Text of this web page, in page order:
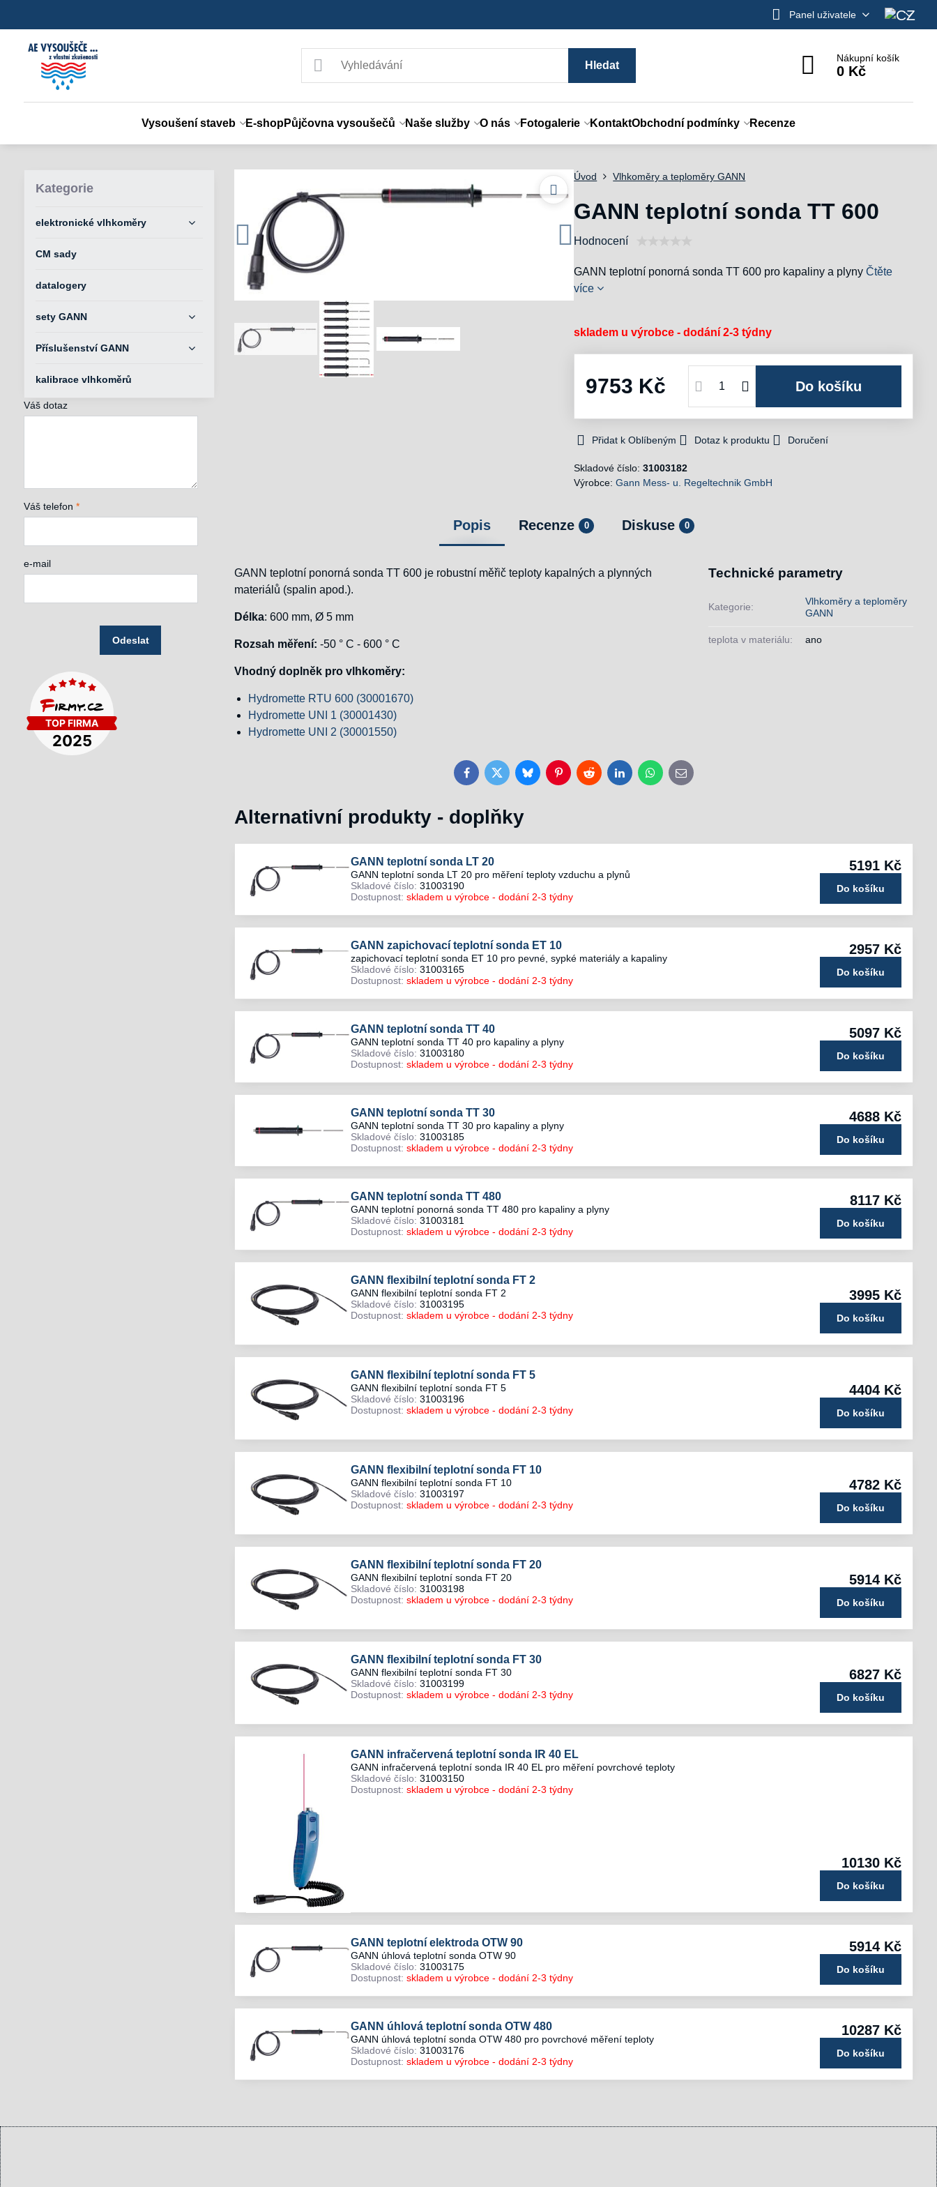
Panel uživatele
Hledat
Nákupní košík
0 Kč
Vysoušení staveb E-shopPůjčovna vysoušečů Naše služby O nás Fotogalerie KontaktObchodní podmínky Recenze
Úvod Vlhkoměry a teploměry GANN
GANN teplotní sonda TT 600
Hodnocení
GANN teplotní ponorná sonda TT 600 pro kapaliny a plynyČtěte
více
skladem u výrobce - dodání 2-3 týdny
9753 Kč Do košíku
Přidat k Oblíbeným Dotaz k produktu Doručení
Skladové číslo:31003182
Výrobce:Gann Mess- u. Regeltechnik GmbH
Popis Recenze 0 Diskuse 0
GANN teplotní ponorná sonda TT 600 je robustní měřič teploty kapalných a plynných
materiálů (spalin apod.).
Délka: 600 mm, Ø 5 mm
Rozsah měření: -50 ° C - 600 ° C
Vhodný doplněk pro vlhkoměry:
Hydromette RTU 600 (30001670)
Hydromette UNI 1 (30001430)
Hydromette UNI 2 (30001550)
Technické parametry
Kategorie:
Vlhkoměry a teploměry
GANN
teplota v materiálu: ano
FacebookTwitterBlueskyPinterestRedditLinkedInWhatsApp
E-
mail
Alternativní produkty - doplňky
GANN teplotní sonda LT 20
GANN teplotní sonda LT 20 pro měření teploty vzduchu a plynů
Skladové číslo: 31003190
Dostupnost: skladem u výrobce - dodání 2-3 týdny
5191 Kč
Do košíku
GANN zapichovací teplotní sonda ET 10
zapichovací teplotní sonda ET 10 pro pevné, sypké materiály a kapaliny
Skladové číslo: 31003165
Dostupnost: skladem u výrobce - dodání 2-3 týdny
2957 Kč
Do košíku
GANN teplotní sonda TT 40
GANN teplotní sonda TT 40 pro kapaliny a plyny
Skladové číslo: 31003180
Dostupnost: skladem u výrobce - dodání 2-3 týdny
5097 Kč
Do košíku
GANN teplotní sonda TT 30
GANN teplotní sonda TT 30 pro kapaliny a plyny
Skladové číslo: 31003185
Dostupnost: skladem u výrobce - dodání 2-3 týdny
4688 Kč
Do košíku
GANN teplotní sonda TT 480
GANN teplotní ponorná sonda TT 480 pro kapaliny a plyny
Skladové číslo: 31003181
Dostupnost: skladem u výrobce - dodání 2-3 týdny
8117 Kč
Do košíku
GANN flexibilní teplotní sonda FT 2
GANN flexibilní teplotní sonda FT 2
Skladové číslo: 31003195
Dostupnost: skladem u výrobce - dodání 2-3 týdny
3995 Kč
Do košíku
GANN flexibilní teplotní sonda FT 5
GANN flexibilní teplotní sonda FT 5
Skladové číslo: 31003196
Dostupnost: skladem u výrobce - dodání 2-3 týdny
4404 Kč
Do košíku
GANN flexibilní teplotní sonda FT 10
GANN flexibilní teplotní sonda FT 10
Skladové číslo: 31003197
Dostupnost: skladem u výrobce - dodání 2-3 týdny
4782 Kč
Do košíku
GANN flexibilní teplotní sonda FT 20
GANN flexibilní teplotní sonda FT 20
Skladové číslo: 31003198
Dostupnost: skladem u výrobce - dodání 2-3 týdny
5914 Kč
Do košíku
GANN flexibilní teplotní sonda FT 30
GANN flexibilní teplotní sonda FT 30
Skladové číslo: 31003199
Dostupnost: skladem u výrobce - dodání 2-3 týdny
6827 Kč
Do košíku
GANN infračervená teplotní sonda IR 40 EL
GANN infračervená teplotní sonda IR 40 EL pro měření povrchové teploty
Skladové číslo: 31003150
Dostupnost: skladem u výrobce - dodání 2-3 týdny
10130 Kč
Do košíku
GANN teplotní elektroda OTW 90
GANN úhlová teplotní sonda OTW 90
Skladové číslo: 31003175
Dostupnost: skladem u výrobce - dodání 2-3 týdny
5914 Kč
Do košíku
GANN úhlová teplotní sonda OTW 480
GANN úhlová teplotní sonda OTW 480 pro povrchové měření teploty
Skladové číslo: 31003176
Dostupnost: skladem u výrobce - dodání 2-3 týdny
10287 Kč
Do košíku
Kategorie
elektronické vlhkoměry
CM sady
datalogery
sety GANN
Příslušenství GANN
kalibrace vlhkoměrů
Váš dotaz
Váš telefon *
e-mail
Odeslat